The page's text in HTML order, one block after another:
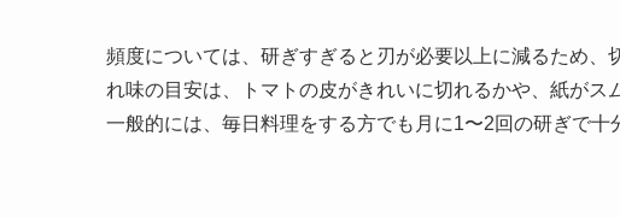
頻度については、研ぎすぎると刃が必要以上に減るため
れ味の目安は、トマトの皮がきれいに切れるかや、紙がス
一般的には、毎日料理をする方でも月に1〜2回の研ぎで十